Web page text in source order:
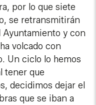
por lo que siete
se retransmitirán
Ayuntamiento y con
volcado con
Un ciclo lo hemos
tener que
decidimos dejar el
que se iban a